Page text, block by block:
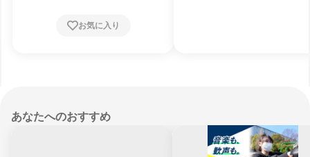
お気に入り
あなたへのおすすめ